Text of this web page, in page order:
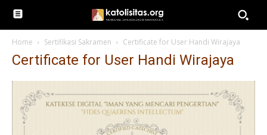
Home Sertifikasi Sakramen Certificate for User Handi Wirajaya
Certificate for User Handi Wirajaya